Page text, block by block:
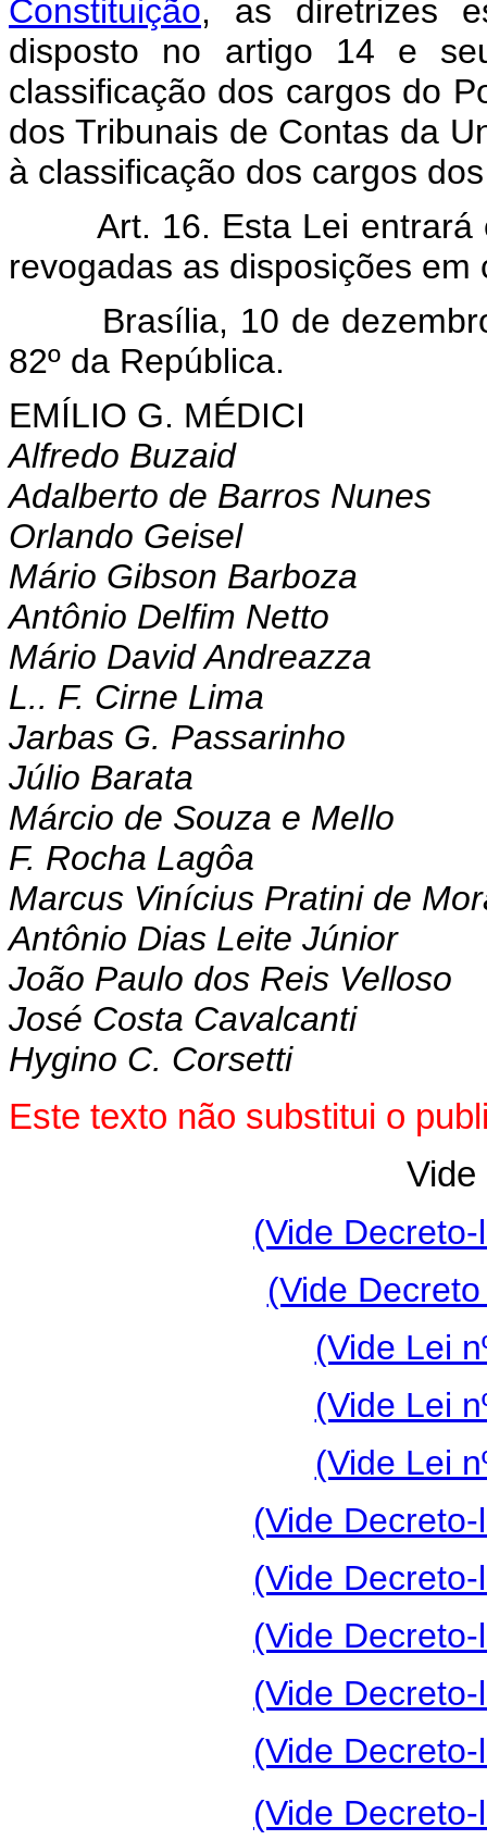
Constituição, as diretrizes
disposto no artigo 14 e
classificação dos cargos do
dos Tribunais de Contas da
à classificação dos cargos
Art. 16. Esta Lei
revogadas as disposições em
Brasília, 10 de dezembro
82º da República.
EMÍLIO G. MÉDICI
Alfredo Buzaid
Adalberto de Barros Nunes
Orlando Geisel
Mário Gibson Barboza
Antônio Delfim Netto
Mário David Andreazza
L.. F. Cirne Lima
Jarbas G. Passarinho
Júlio Barata
Márcio de Souza e Mello
F. Rocha Lagôa
Marcus Vinícius Pratini de
Antônio Dias Leite Júnior
João Paulo dos Reis Velloso
José Costa Cavalcanti
Hygino C. Corsetti
Este texto não substitui o
Vide
(Vide
(Vide
(Vide Lei
(Vide Lei
(Vide Lei
(Vide
(Vide
(Vide
(Vide
(Vide
(Vide